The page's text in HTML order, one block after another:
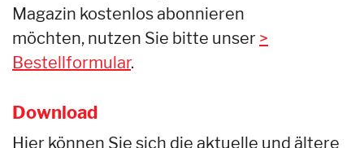
Magazin kostenlos abonnieren
möchten, nutzen Sie bitte unser
Bestellformular.
Download
Hier können Sie sich die aktuelle und ältere